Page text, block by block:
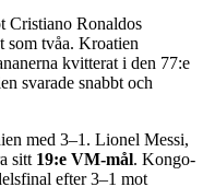
Cristiano Ronaldos
som tvåa. Kroatien
kvitterat i den 77:e
svarade snabbt och
med 3–1. Lionel Messi,
sitt 19:e VM-mål. Kongo-
efter 3–1 mot